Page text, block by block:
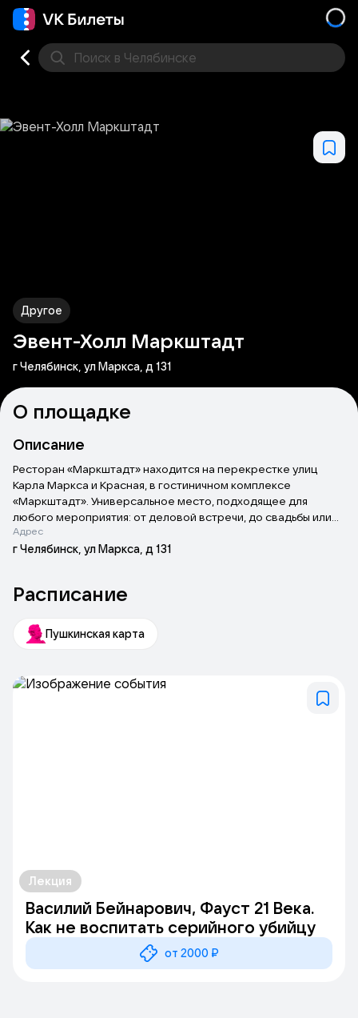
Поиск в Челябинске
Другое
Эвент-Холл Маркштадт
г Челябинск, ул Маркса, д 131
О площадке
Описание
Ресторан «Маркштадт» находится на перекрестке улиц
Карла Маркса и Красная, в гостиничном комплексе
«Маркштадт». Универсальное место, подходящее для
любого мероприятия: от деловой встречи, до свадьбы или
романтического свидания. Интерьер ресторана выполнен
в немецком стиле. Большие, деревянные арки воссоздают
Адрес
г Челябинск, ул Маркса, д 131
Расписание
Пушкинская карта
Лекция
Василий Бейнарович, Фауст 21 Века.
Как не воспитать серийного убийцу
от 2000 ₽